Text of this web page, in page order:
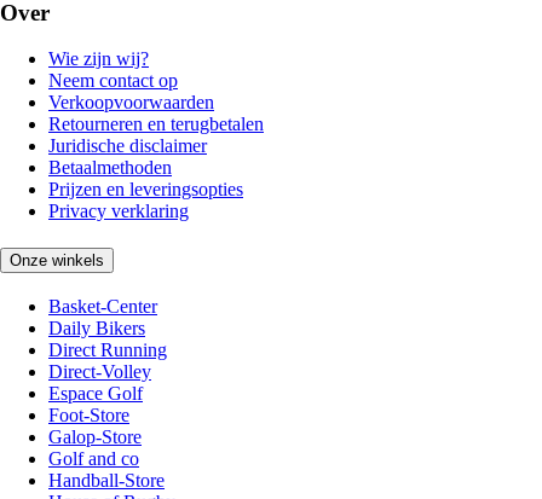
Over
Wie zijn wij?
Neem contact op
Verkoopvoorwaarden
Retourneren en terugbetalen
Juridische disclaimer
Betaalmethoden
Prijzen en leveringsopties
Privacy verklaring
Onze winkels
Basket-Center
Daily Bikers
Direct Running
Direct-Volley
Espace Golf
Foot-Store
Galop-Store
Golf and co
Handball-Store